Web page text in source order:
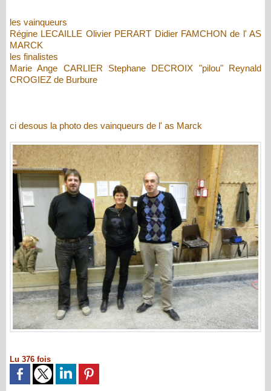
les vainqueurs
Régine LECAILLE Olivier PERART Didier FAMCHON de l' AS
MARCK
les finalistes
Marie Ange CARLIER Stephane DECROIX "pilou" Reynald
CROGIEZ de Burbure
ci desous la photo des vainqueurs de l' as Marck
Lu 376 fois